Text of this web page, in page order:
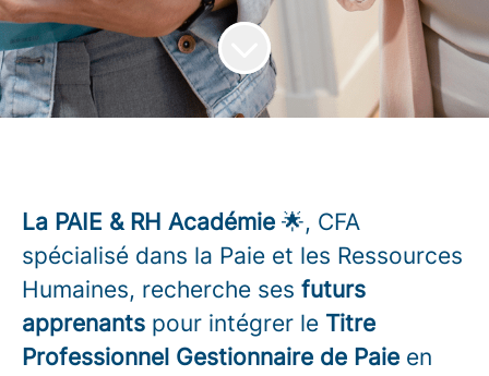
La PAIE & RH Académie 🌟, CFA
spécialisé dans la Paie et les Ressources
Humaines, recherche ses futurs
apprenants pour intégrer le Titre
Professionnel Gestionnaire de Paie en